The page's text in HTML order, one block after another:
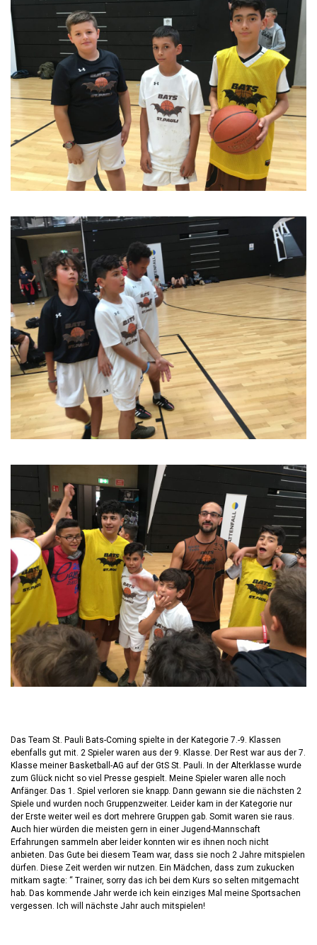
Das Team St. Pauli Bats-Coming spielte in der Kategorie 7.-9. Klassen
ebenfalls gut mit. 2 Spieler waren aus der 9. Klasse. Der Rest war aus der 7.
Klasse meiner Basketball-AG auf der GtS St. Pauli. In der Alterklasse wurde
zum Glück nicht so viel Presse gespielt. Meine Spieler waren alle noch
Anfänger. Das 1. Spiel verloren sie knapp. Dann gewann sie die nächsten 2
Spiele und wurden noch Gruppenzweiter. Leider kam in der Kategorie nur
der Erste weiter weil es dort mehrere Gruppen gab. Somit waren sie raus.
Auch hier würden die meisten gern in einer Jugend-Mannschaft
Erfahrungen sammeln aber leider konnten wir es ihnen noch nicht
anbieten. Das Gute bei diesem Team war, dass sie noch 2 Jahre mitspielen
dürfen. Diese Zeit werden wir nutzen. Ein Mädchen, dass zum zukucken
mitkam sagte: “ Trainer, sorry das ich bei dem Kurs so selten mitgemacht
hab. Das kommende Jahr werde ich kein einziges Mal meine Sportsachen
vergessen. Ich will nächste Jahr auch mitspielen!